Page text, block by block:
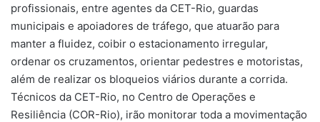
profissionais, entre agentes da CET-Rio, guardas
municipais e apoiadores de tráfego, que atuarão para
manter a fluidez, coibir o estacionamento irregular,
ordenar os cruzamentos, orientar pedestres e motoristas,
além de realizar os bloqueios viários durante a corrida.
Técnicos da CET-Rio, no Centro de Operações e
Resiliência (COR-Rio), irão monitorar toda a movimentação